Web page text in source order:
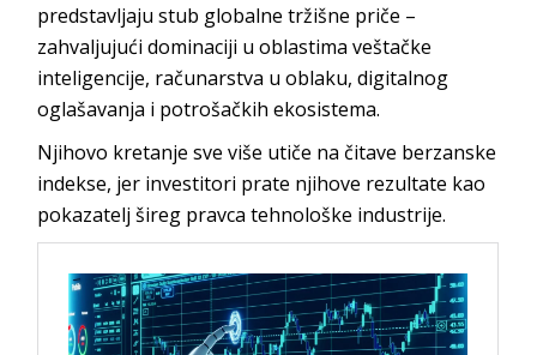
predstavljaju stub globalne tržišne priče –
zahvaljujući dominaciji u oblastima veštačke
inteligencije, računarstva u oblaku, digitalnog
oglašavanja i potrošačkih ekosistema.
Njihovo kretanje sve više utiče na čitave berzanske
indekse, jer investitori prate njihove rezultate kao
pokazatelj šireg pravca tehnološke industrije.